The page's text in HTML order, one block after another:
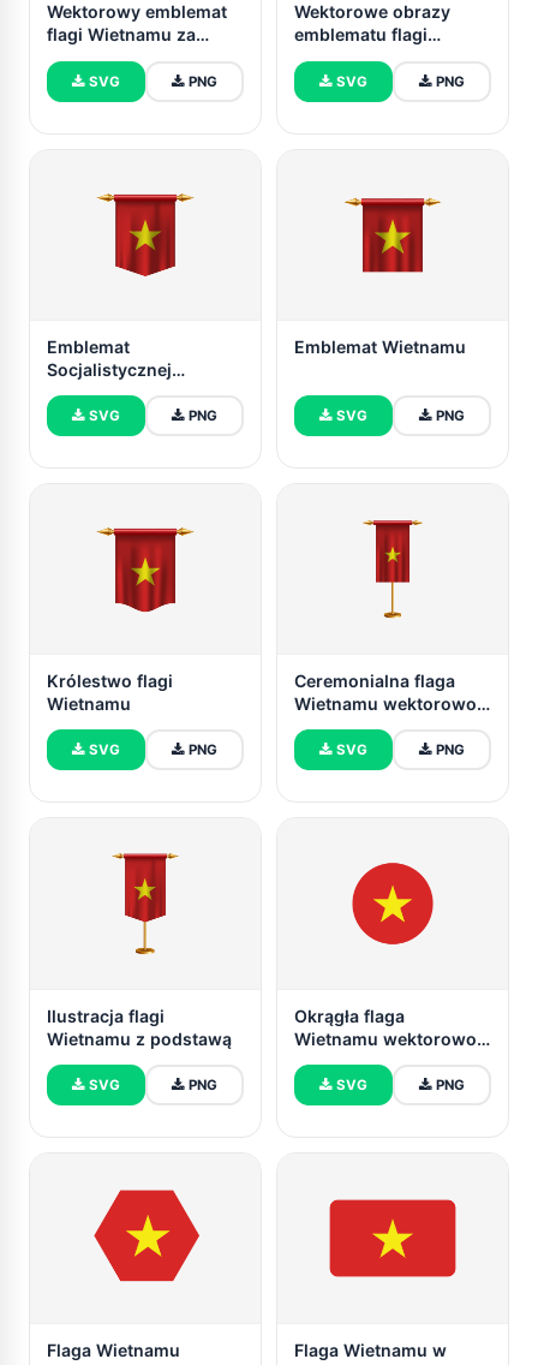
Wektorowy emblemat
flagi Wietnamu za
darmo
SVG PNG
Wektorowe obrazy
emblematu flagi
Wietnamu
SVG PNG
Emblemat
Socjalistycznej
Republiki Wietnamu
SVG PNG
Emblemat Wietnamu
SVG PNG
Królestwo flagi
Wietnamu
SVG PNG
Ceremonialna flaga
Wietnamu wektorowo
za darmo
SVG PNG
Ilustracja flagi
Wietnamu z podstawą
SVG PNG
Okrągła flaga
Wietnamu wektorowo
za darmo
SVG PNG
Flaga Wietnamu
Flaga Wietnamu w